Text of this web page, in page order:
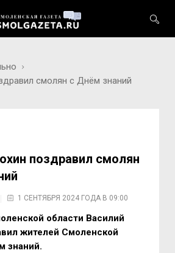
смолян с Днём знаний
поздравил смолян
1 СЕНТЯБРЯ 2024 ГОДА В 09:00
области Василий
жителей Смоленской
знаний.